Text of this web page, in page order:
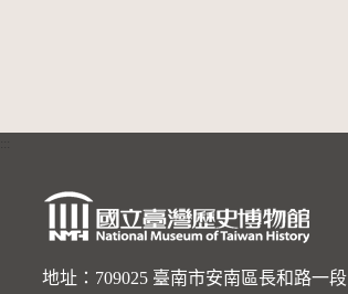
地址：709025 臺南市安南區長和路一段